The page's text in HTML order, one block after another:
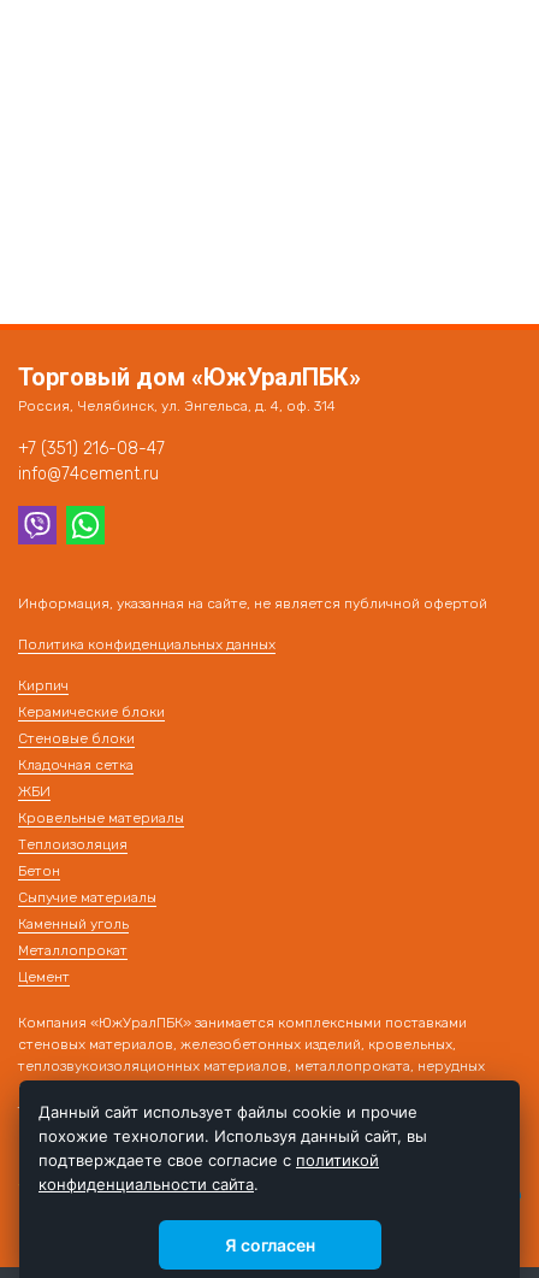
Торговый дом «ЮжУралПБК»
Россия, Челябинск, ул. Энгельса, д. 4, оф. 314
+7 (351) 216-08-47
info@74cement.ru
Информация, указанная на сайте, не является публичной офертой
Политика конфиденциальных данных
Кирпич
Керамические блоки
Стеновые блоки
Кладочная сетка
ЖБИ
Кровельные материалы
Теплоизоляция
Бетон
Сыпучие материалы
Каменный уголь
Металлопрокат
Цемент
Компания «ЮжУралПБК» занимается комплексными поставками
стеновых материалов, железобетонных изделий, кровельных,
теплозвукоизоляционных материалов, металлопроката, нерудных
материалов на строительные объекты. Наличие собственного
транспорта и склада позволяет производить поставку товара в день
обращения!
Данный сайт использует файлы cookie и прочие
похожие технологии. Используя данный сайт, вы
подтверждаете свое согласие с политикой
конфиденциальности сайта.
Я согласен